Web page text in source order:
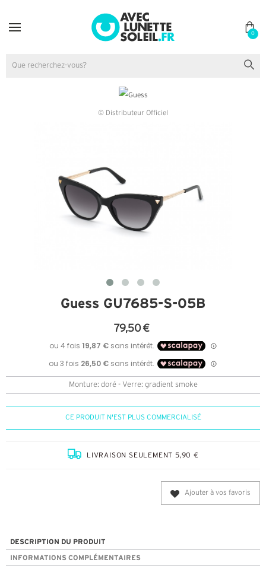
0
© Distributeur Officiel
Guess GU7685-S-05B
79,50 €
Monture: doré - Verre: gradient smoke
CE PRODUIT N'EST PLUS COMMERCIALISÉ
LIVRAISON SEULEMENT 5,90 €
Ajouter à vos favoris
DESCRIPTION DU PRODUIT
INFORMATIONS COMPLÉMENTAIRES